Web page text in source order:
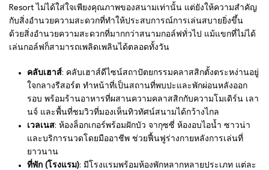
Resort ไม่ได้ใส่ใจเพียงคุณภาพของสนามเท่านั้น แต่ยังให้ความสำคัญ
กับสิ่งอำนวยความสะดวกที่ทำให้ประสบการณ์การเล่นสบายยิ่งขึ้น
ด้วยสิ่งอำนวยความสะดวกที่มากกว่าสนามกอล์ฟทั่วไป แม้แขกที่ไม่ได้
เล่นกอล์ฟก็สามารถเพลิดเพลินได้ตลอดทั้งวัน
คลับเฮาส์: คลับเฮาส์ดีไซน์สถาปัตยกรรมคลาสสิกตั้งตระหง่านอยู่
ใจกลางรีสอร์ต ทำหน้าที่เป็นสถานที่พบปะและพักผ่อนหลังออก
รอบ พร้อมร้านอาหารที่ผสานความคลาสสิกกับความโมเดิร์น เลา
นจ์ และพื้นที่ชมวิวที่มองเห็นทิวทัศน์สนามได้กว้างไกล
เวลเนส: ห้องล็อกเกอร์พร้อมฝักบัว จากุซซี่ ห้องอบไอน้ำ ซาวน่า
และบริการนวดโดยมืออาชีพ ช่วยฟื้นฟูร่างกายหลังการเล่นที่
ยาวนาน
ที่พัก (โรงแรม): มีโรงแรมพร้อมห้องพักหลากหลายประเภท แต่ละ